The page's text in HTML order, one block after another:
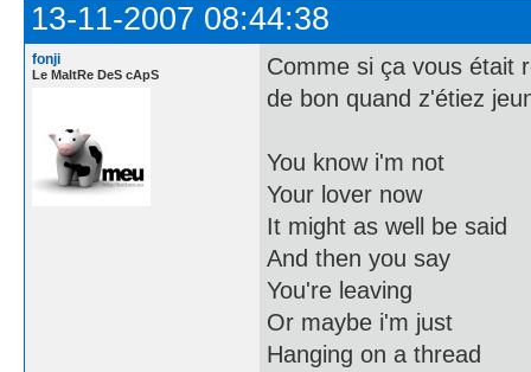
13-11-2007 08:44:38
fonji
Le MaItRe DeS cApS
Comme si ça vous était
de bon quand z'étiez
You know i'm not
Your lover now
It might as well be said
And then you say
You're leaving
Or maybe i'm just
Hanging on a thread